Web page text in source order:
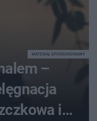
–
i
MATERIAŁ SPONSOROWANY